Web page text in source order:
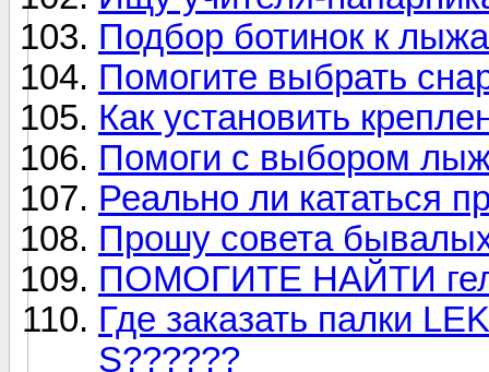
Подбор ботинок к
Помогите выбрать
Как установить
Помоги с выбором
Реально ли кататься
Прошу совета
ПОМОГИТЕ НАЙТИ
Где заказать палки
S??????